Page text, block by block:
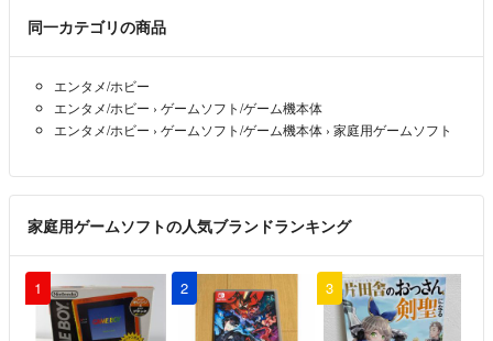
▶▷ほかにはゲームソフト、パソコンやスマホ関連、コスメやアパレル
なども出品します。
✨断捨離覚悟した値段設定！
✨まとめ購入は値下げ！
✨フォローで割引にします!
しくお願いします。
✔コメントなしの購入、値引き交渉も可能です。
基本的に１日~２日内の発送となります。偶に遅れた場合ありますの
で、ご了承ください。
同一カテゴリの商品
エンタメ/ホビー
エンタメ/ホビー › ゲームソフト/ゲーム機本体
エンタメ/ホビー › ゲームソフト/ゲーム機本体 › 家庭用ゲームソフト
家庭用ゲームソフトの人気ブランドランキング
1 2 3